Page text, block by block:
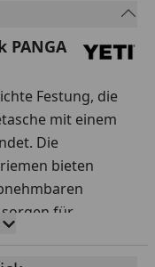
PANGA
Festung, die
mit einem
Die
bieten
für
beim Wandern.
Kopf halten,